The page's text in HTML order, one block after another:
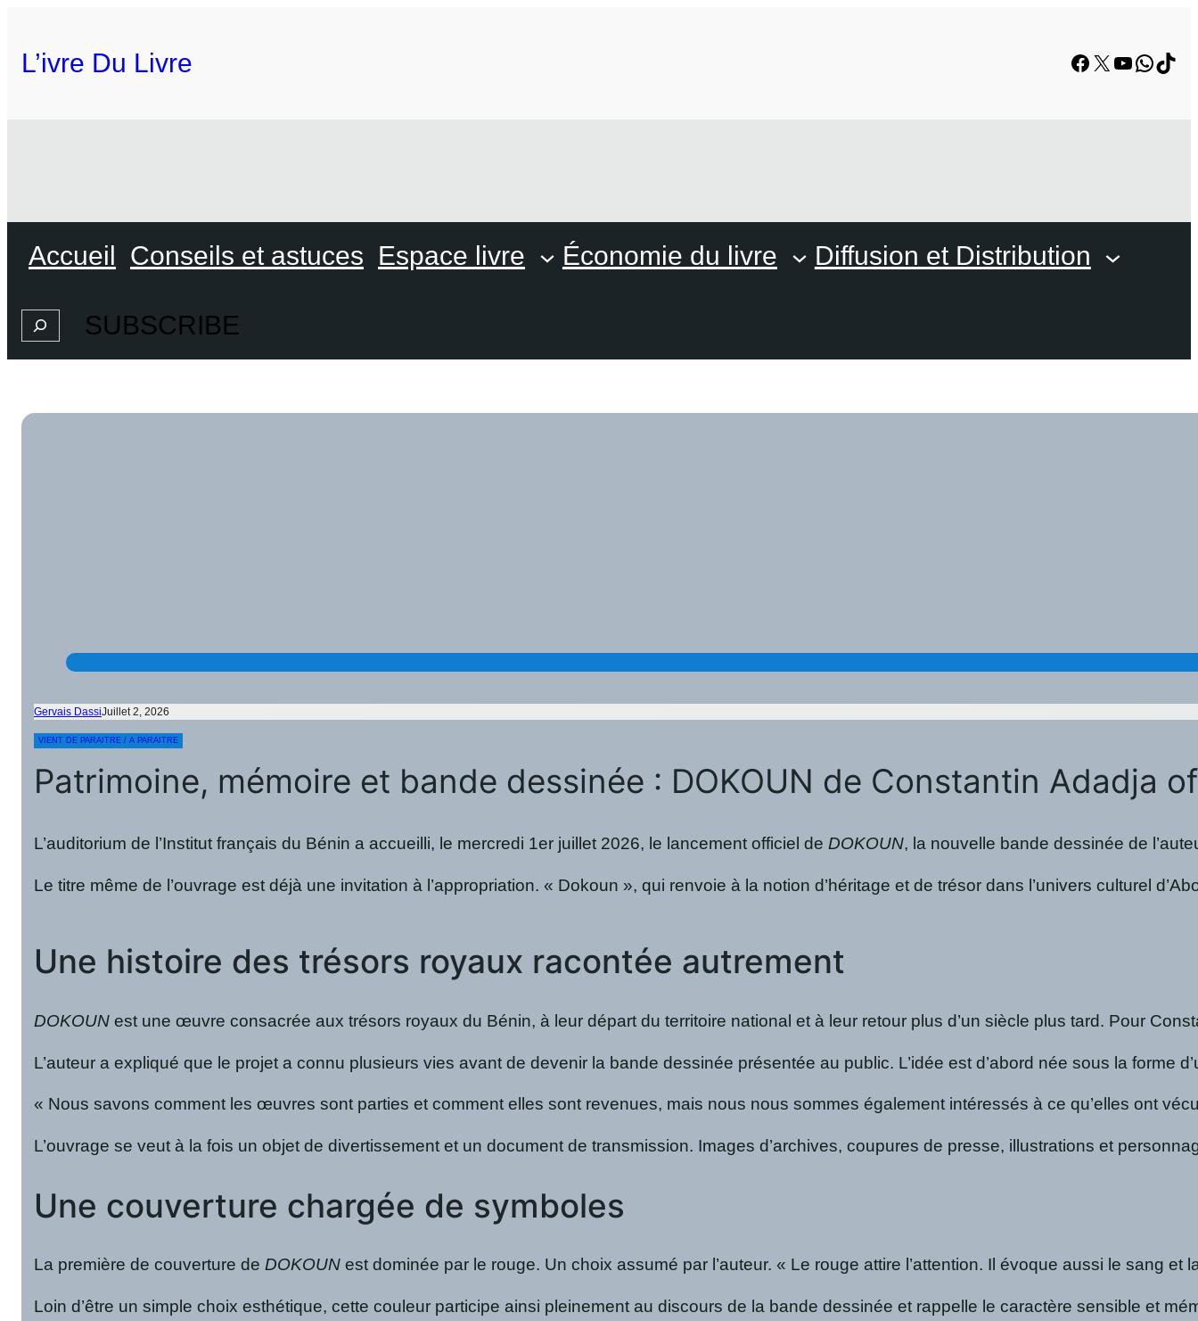
L’ivre Du Livre Facebook
X YouTube
Accueil Conseils et astuces Espace livre Économie du livre Diffusion et Distribution
SearchSUBSCRIBE
Gervais DassiJuillet 2, 2026
VIENT DE PARAITRE / A PARAITRE
Patrimoine, mémoire et bande dessinée : DOKOUN de Constantin Adadja
L’auditorium de l’Institut français du Bénin a accueilli, le mercredi 1er juillet 2026, le lancement officiel de DOKOUN, la nouvelle bande dessinée de
Le titre même de l’ouvrage est déjà une invitation à l’appropriation. « Dokoun », qui renvoie à la notion d’héritage et de trésor dans l’univers culturel
Une histoire des trésors royaux racontée autrement
DOKOUN est une œuvre consacrée aux trésors royaux du Bénin, à leur départ du territoire national et à leur retour plus d’un siècle plus tard. Pour
L’auteur a expliqué que le projet a connu plusieurs vies avant de devenir la bande dessinée présentée au public. L’idée est d’abord née sous la
« Nous savons comment les œuvres sont parties et comment elles sont revenues, mais nous nous sommes également intéressés à ce qu’elles ont
L’ouvrage se veut à la fois un objet de divertissement et un document de transmission. Images d’archives, coupures de presse, illustrations et
Une couverture chargée de symboles
La première de couverture deDOKOUN est dominée par le rouge. Un choix assumé par l’auteur. « Le rouge attire l’attention. Il évoque aussi le sang
Loin d’être un simple choix esthétique, cette couleur participe ainsi pleinement au discours de la bande dessinée et rappelle le caractère sensible et